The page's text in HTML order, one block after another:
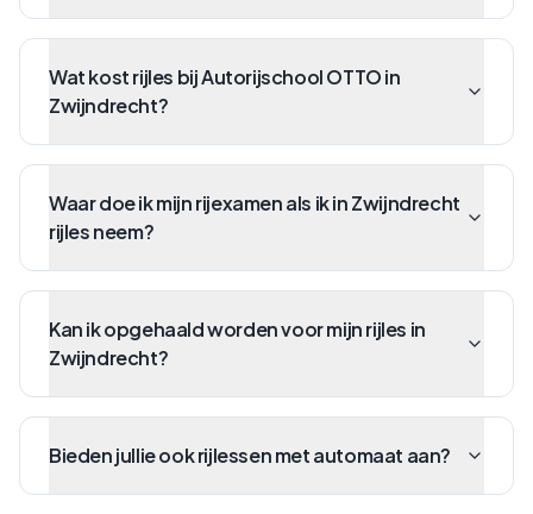
Wat kost rijles bij Autorijschool OTTO in
Zwijndrecht?
Waar doe ik mijn rijexamen als ik in Zwijndrecht
rijles neem?
Kan ik opgehaald worden voor mijn rijles in
Zwijndrecht?
Bieden jullie ook rijlessen met automaat aan?